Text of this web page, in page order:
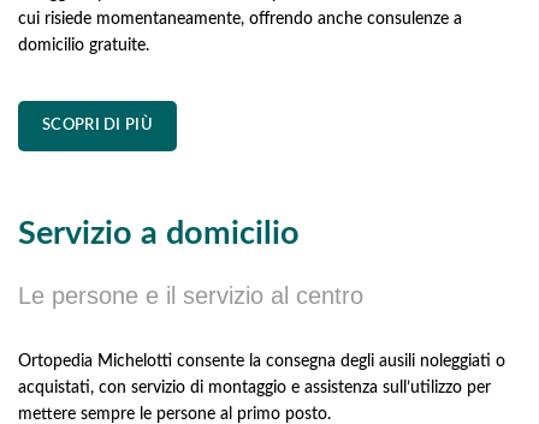
cui risiede momentaneamente, offrendo anche consulenze a
domicilio gratuite.
SCOPRI DI PIÙ
Servizio a domicilio
Le persone e il servizio al centro
Ortopedia Michelotti consente la consegna degli ausili noleggiati o
acquistati, con servizio di montaggio e assistenza sull’utilizzo per
mettere sempre le persone al primo posto.